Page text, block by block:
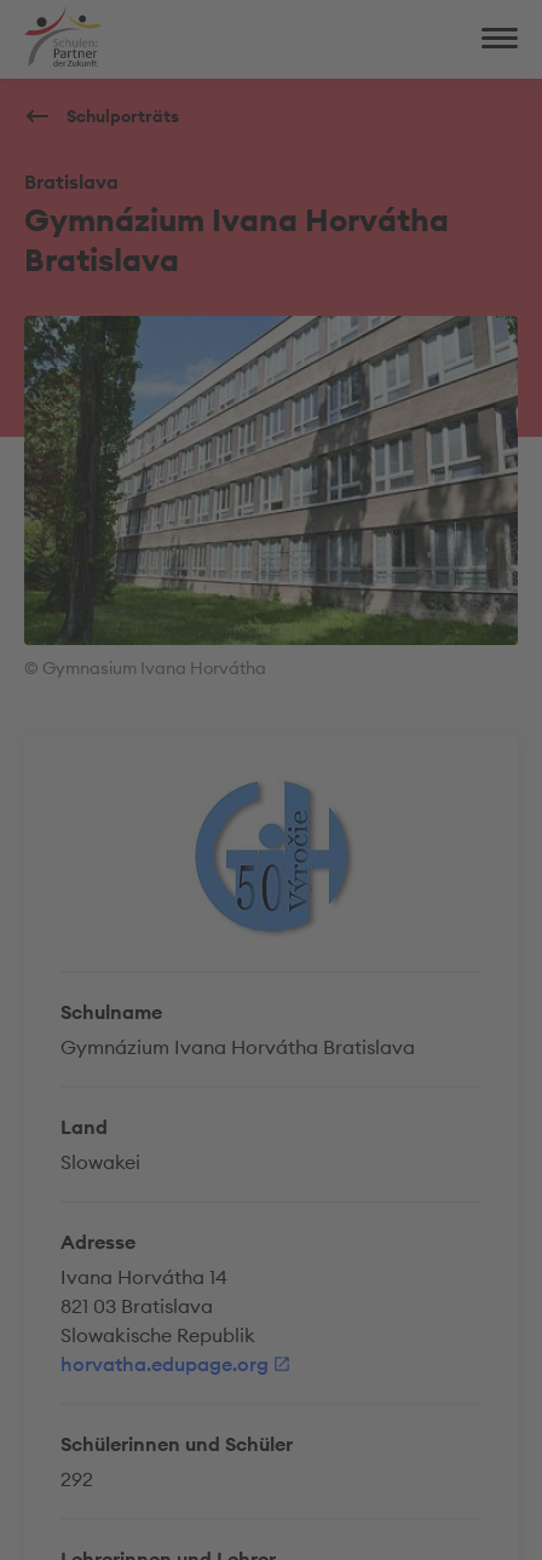
Schulporträts
Bratislava
Gymnázium Ivana Horvátha
Bratislava
Schulname
Gymnázium Ivana Horvátha Bratislava
Land
Slowakei
Adresse
Ivana Horvátha 14
821 03 Bratislava
Slowakische Republik
horvatha.edupage.org
Schülerinnen und Schüler
292
© Gymnasium Ivana Horvátha